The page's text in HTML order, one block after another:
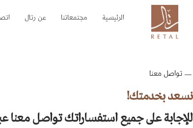
الرئيسية مجتمعاتنا عن رتال
تواصل معنا
نسعد بخدمتك!
للإجابة على جميع استفساراتك تواصل معنا